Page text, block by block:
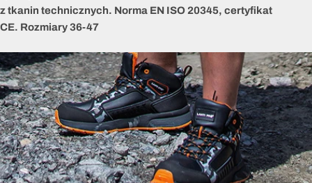
z tkanin technicznych. Norma EN ISO 20345, certyfikat
CE. Rozmiary 36-47